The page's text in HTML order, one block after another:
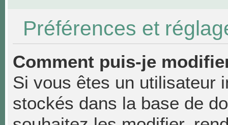
Préférences et
Comment puis-je
Si vous êtes un utilisateur
stockés dans la base de